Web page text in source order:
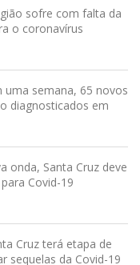
sofre com falta da
o coronavírus
uma semana, 65 novos
diagnosticados em
onda, Santa Cruz deve
Covid-19
Cruz terá etapa de
sequelas da Covid-19